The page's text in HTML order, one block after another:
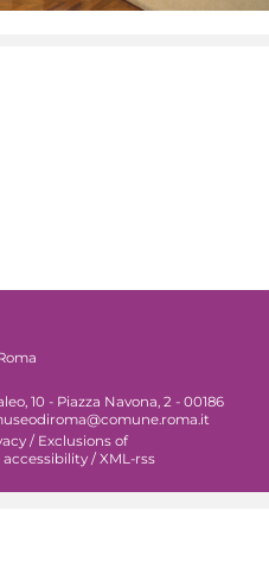
10 - Piazza Navona, 2 - 00186
/ Exclusions of
accessibility /XML-rss